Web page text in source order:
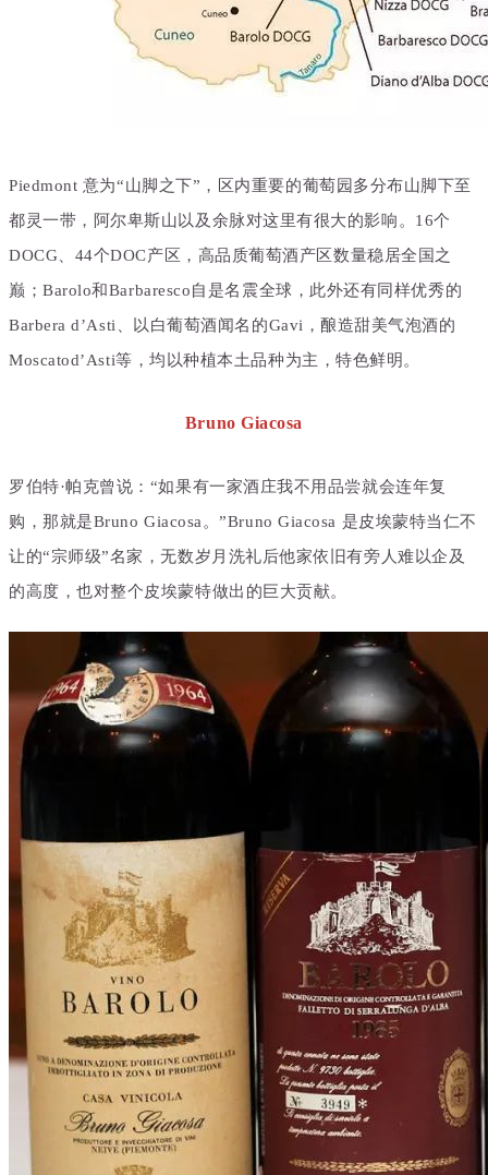
Piedmont 意为“山脚之下”，区内重要的葡萄园多分布山脚下至
都灵一带，阿尔卑斯山以及余脉对这里有很大的影响。 16个
DOCG、 44个DOC产区，高品质葡萄酒产区数量稳居全国之
巅；Barolo和Barbaresco自是名震全球，此外还有同样优秀的
Barbera d’Asti、以白葡萄酒闻名的Gavi，酿造甜美气泡酒的
Moscatod’Asti等，均以种植本土品种为主，特色鲜明。
Bruno Giacosa
罗伯特·帕克曾说：“如果有一家酒庄我不用品尝就会连年复
购，那就是Bruno Giacosa。”Bruno Giacosa 是皮埃蒙特当仁不
让的“宗师级”名家，无数岁月洗礼后他家依旧有旁人难以企及
的高度，也对整个皮埃蒙特做出的巨大贡献。‍‍‍‍‍‍‍‍‍‍‍